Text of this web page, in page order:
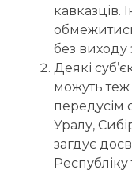
кавказців.
без виходу
Деякі
можуть теж
передусім
Уралу,
загдує
Республіку